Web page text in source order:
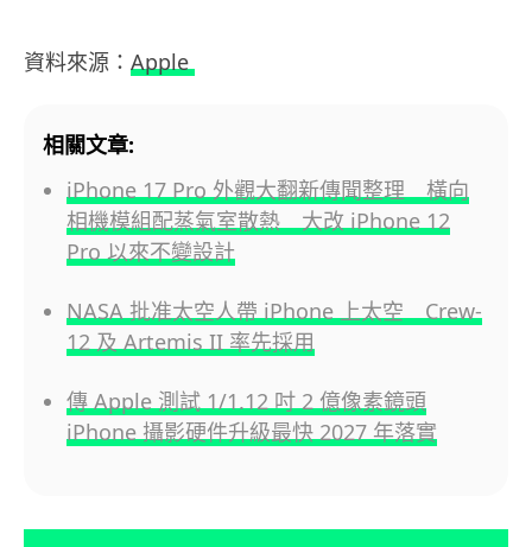
資料來源： Apple
相關文章:
iPhone 17 Pro 外觀大翻新傳聞整理 橫向
相機模組配蒸氣室散熱 大改 iPhone 12
Pro 以來不變設計
NASA 批准太空人帶 iPhone 上太空 Crew-
12 及 Artemis II 率先採用
傳 Apple 測試 1/1.12 吋 2 億像素鏡頭
iPhone 攝影硬件升級最快 2027 年落實